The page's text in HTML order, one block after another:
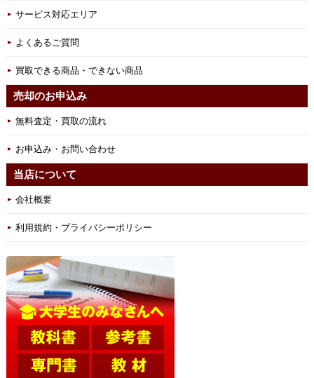
サービス対応エリア
よくあるご質問
買取できる商品・できない商品
売却のお申込み
無料査定・買取の流れ
お申込み・お問い合わせ
当店について
会社概要
利用規約・プライバシーポリシー